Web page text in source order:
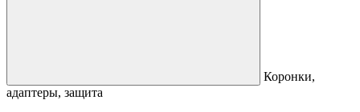
Коронки,
адаптеры, защита